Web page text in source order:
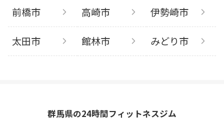
前橋市 高崎市 伊勢崎市
太田市 館林市 みどり市
群馬県の24時間フィットネスジム